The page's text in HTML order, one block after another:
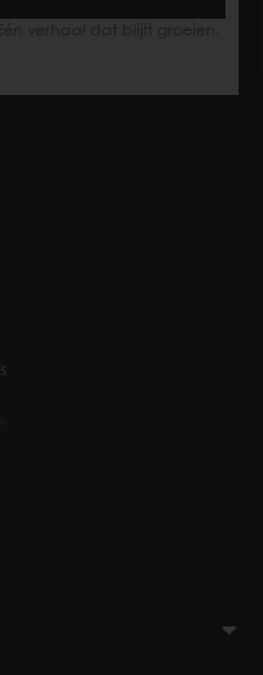
verhaal dat blijft groeien.